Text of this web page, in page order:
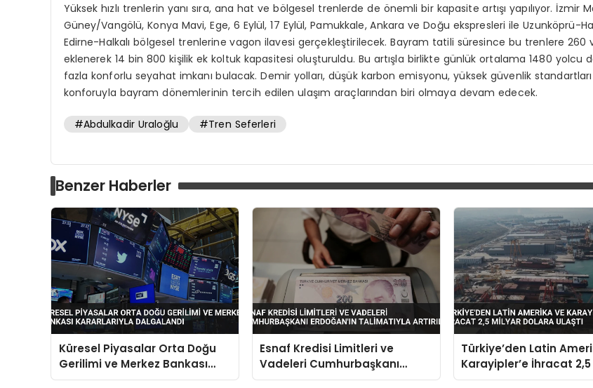
Yüksek hızlı trenlerin yanı sıra, ana hat ve bölgesel trenlerde de önemli bir kapasite artışı yapılıyor. İzmir
Güney/Vangölü, Konya Mavi, Ege, 6 Eylül, 17 Eylül, Pamukkale, Ankara ve Doğu ekspresleri ile Uzunköprü-
Edirne-Halkalı bölgesel trenlerine vagon ilavesi gerçekleştirilecek. Bayram tatili süresince bu trenlere 260
eklenerek 14 bin 800 kişilik ek koltuk kapasitesi oluşturuldu. Bu artışla birlikte günlük ortalama 1480 yolcu
fazla konforlu seyahat imkanı bulacak. Demir yolları, düşük karbon emisyonu, yüksek güvenlik
konforuyla bayram dönemlerinin tercih edilen ulaşım araçlarından biri olmaya devam edecek.
#Abdulkadir Uraloğlu #Tren Seferleri
Benzer Haberler
Küresel Piyasalar Orta Doğu
Gerilimi ve Merkez Bankası
Kararlarıyla Dalgalandı
Esnaf Kredisi Limitleri ve
Vadeleri Cumhurbaşkanı
Erdoğan’ın Talimatıyla Artırıldı
Türkiye’den Latin
Karayipler’e İhracat
Dolara Ulaştı